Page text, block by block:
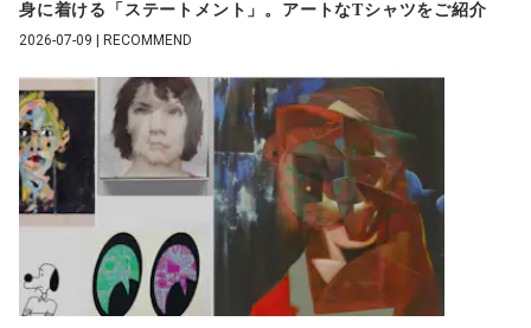
身に着ける「ステートメント」。アートなTシャツをご紹介
2026-07-09 | RECOMMEND